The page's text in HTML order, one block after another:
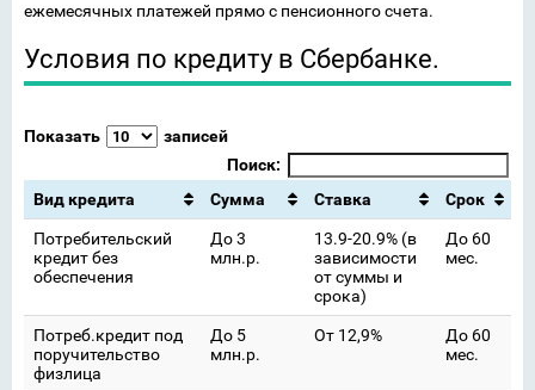
ежемесячных платежей прямо с пенсионного счета.
Условия по кредиту в Сбербанке.
Показать
записей
Поиск:
Вид кредита
Сумма Ставка Срок
Потребительский
кредит без
обеспечения
До 3
млн.р.
13.9-20.9% (в
зависимости
от суммы и
срока)
До 60
мес.
Потреб.кредит под
поручительство
физлица
До 5
млн.р.
От 12,9%
До 60
мес.